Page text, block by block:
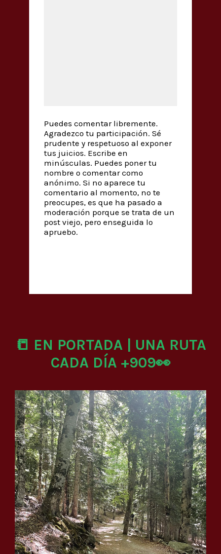
Puedes comentar libremente.
Agradezco tu participación. Sé
prudente y respetuoso al exponer
tus juicios. Escribe en
minúsculas. Puedes poner tu
nombre o comentar como
anónimo. Si no aparece tu
comentario al momento, no te
preocupes, es que ha pasado a
moderación porque se trata de un
post viejo, pero enseguida lo
apruebo.
📒 EN PORTADA | UNA RUTA
CADA DÍA +909👀